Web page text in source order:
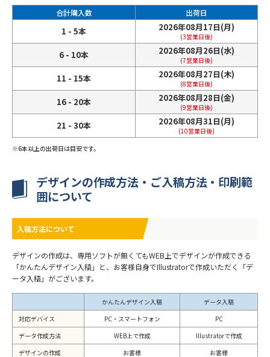
合計購入数 出荷日
1 - 5本 2026年08月17日(月)
(3営業日後)
6 - 10本 2026年08月26日(水)
(7営業日後)
11 - 15本 2026年08月27日(木)
(8営業日後)
16 - 20本 2026年08月28日(金)
(9営業日後)
21 - 30本 2026年08月31日(月)
(10営業日後)
6本以上の出荷日は目安です。
デザインの作成方法・ご入稿方法・印刷範
囲について
入稿方法について
デザインの作成は、専用ソフトが無くてもWEB上でデザインが作成できる
「かんたんデザイン入稿」と、お客様自身でIllustratorで作成いただく「デ
ータ入稿」がございます。
かんたんデザイン入稿
データ入稿
対応デバイス
PC・スマートフォン
PC
データ作成方法
WEB上で作成
Illustratorで作成
デザインの作成
お客様 お客様